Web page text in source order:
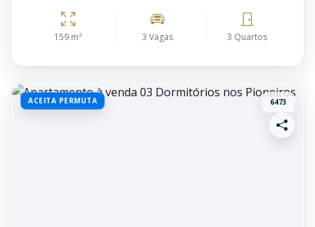
159 m² 3 Vagas 3 Quartos
ACEITA PERMUTA 6473